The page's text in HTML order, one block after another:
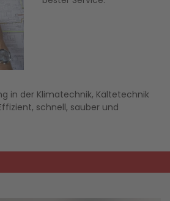
in der Klimatechnik, Kältetechnik
schnell, sauber und